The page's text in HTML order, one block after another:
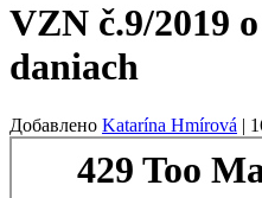
VZN č.9/2019
daniach
Добавлено Katarína Hmírová |